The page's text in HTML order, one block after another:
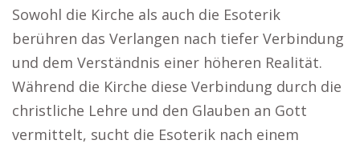
Sowohl die Kirche als auch die Esoterik
berühren das Verlangen nach tiefer Verbindung
und dem Verständnis einer höheren Realität.
Während die Kirche diese Verbindung durch die
christliche Lehre und den Glauben an Gott
vermittelt, sucht die Esoterik nach einem